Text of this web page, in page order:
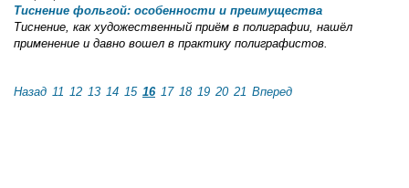
Тиснение фольгой: особенности и преимущества
Тиснение, как художественный приём в полиграфии, нашёл
применение и давно вошел в практику полиграфистов.
Назад 11 12 13 14 15 16 17 18 19 20 21 Вперед